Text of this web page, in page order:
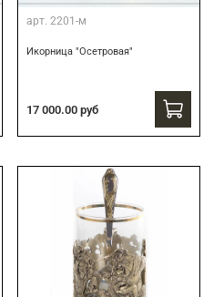
арт. 2201-м
Икорница "Осетровая"
17 000.00 руб